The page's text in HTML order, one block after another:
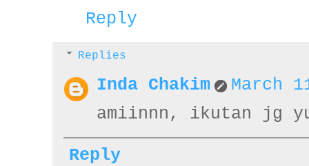
Reply
Replies
Inda Chakim
March
amiinnn, ikutan jg
Reply